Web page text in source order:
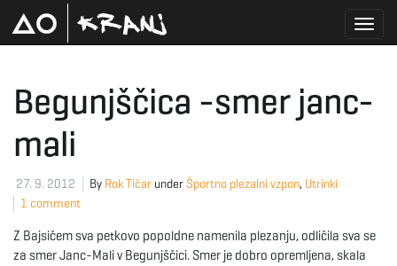
Begunjščica -smer janc-
mali
27. 9. 2012 By Rok Tičar under Športno plezalni vzpon, Utrinki
1 comment
Z Bajsičem sva petkovo popoldne namenila plezanju, odličila sva se
za smer Janc-Mali v Begunjščici. Smer je dobro opremljena, skala